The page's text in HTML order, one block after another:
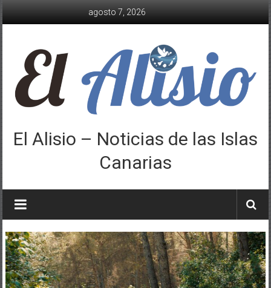
agosto 7, 2026
El Alisio – Noticias de las Islas
Canarias